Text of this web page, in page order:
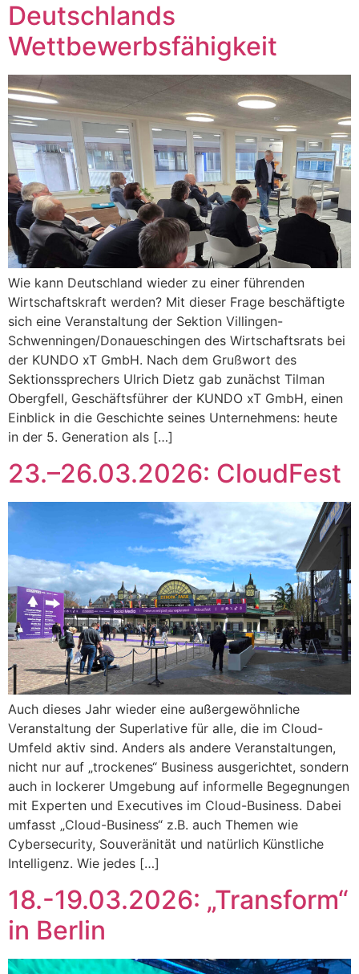
Deutschlands
Wettbewerbsfähigkeit
Wie kann Deutschland wieder zu einer führenden
Wirtschaftskraft werden? Mit dieser Frage beschäftigte
sich eine Veranstaltung der Sektion Villingen-
Schwenningen/Donaueschingen des Wirtschaftsrats bei
der KUNDO xT GmbH. Nach dem Grußwort des
Sektionssprechers Ulrich Dietz gab zunächst Tilman
Obergfell, Geschäftsführer der KUNDO xT GmbH, einen
Einblick in die Geschichte seines Unternehmens: heute
in der 5. Generation als […]
23.–26.03.2026: CloudFest
Auch dieses Jahr wieder eine außergewöhnliche
Veranstaltung der Superlative für alle, die im Cloud-
Umfeld aktiv sind. Anders als andere Veranstaltungen,
nicht nur auf „trockenes“ Business ausgerichtet, sondern
auch in lockerer Umgebung auf informelle Begegnungen
mit Experten und Executives im Cloud-Business. Dabei
umfasst „Cloud-Business“ z.B. auch Themen wie
Cybersecurity, Souveränität und natürlich Künstliche
Intelligenz. Wie jedes […]
18.-19.03.2026: „Transform“
in Berlin